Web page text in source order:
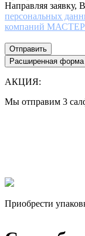
Направляя заявку,
персональных
компаний
Отправить
Расширенная форма
АКЦИЯ:
Мы отправим 3
Приобрести